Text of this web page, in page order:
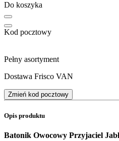
Do koszyka
Kod pocztowy
Pełny asortyment
Dostawa Frisco VAN
Zmień kod pocztowy
Opis produktu
Batonik Owocowy Przyjaciel